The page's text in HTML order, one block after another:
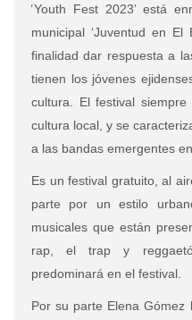
‘Youth Fest 2023’ está
municipal ‘Juventud en El
finalidad dar respuesta a
tienen los jóvenes
cultura. El festival
cultura local, y se
a las bandas emergentes
Es un festival gratuito, al
parte por un estilo
musicales que están
rap, el trap y
predominará en el festival.
Por su parte Elena Gómez